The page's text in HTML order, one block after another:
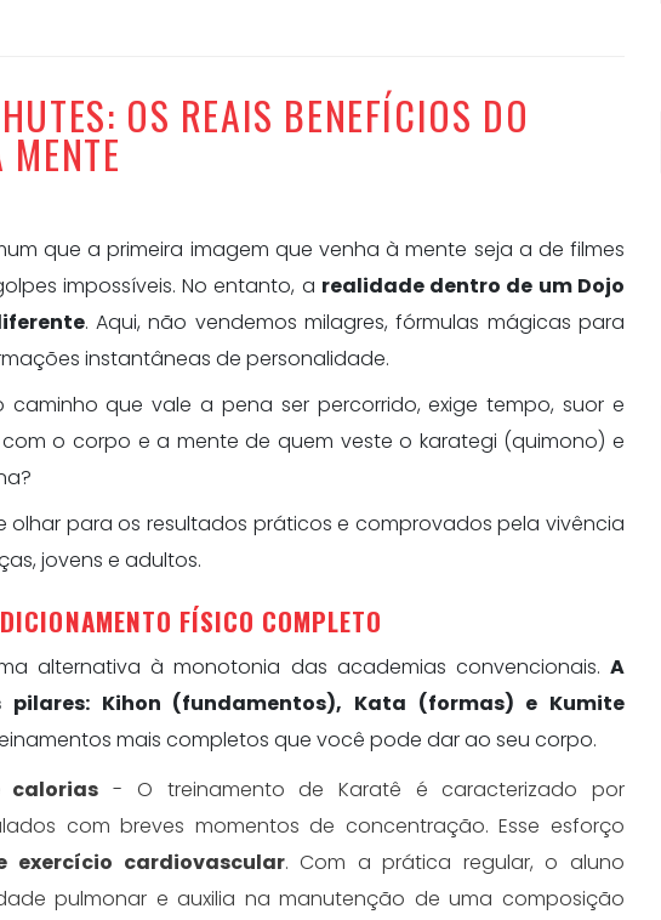
OS REAIS BENEFÍCIOS DO
que a primeira imagem que venha à mente seja a de filmes
impossíveis. No entanto, a realidade dentro de um Dojo
. Aqui, não vendemos milagres, fórmulas mágicas para
instantâneas de personalidade.
que vale a pena ser percorrido, exige tempo, suor e
o corpo e a mente de quem veste o karategi (quimono) e
olhar para os resultados práticos e comprovados pela vivência
jovens e adultos.
FÍSICO COMPLETO
alternativa à monotonia das academias convencionais. A
Kihon (fundamentos), Kata (formas) e Kumite
mais completos que você pode dar ao seu corpo.
calorias - O treinamento de Karatê é caracterizado por
com breves momentos de concentração. Esse esforço
exercício cardiovascular. Com a prática regular, o aluno
pulmonar e auxilia na manutenção de uma composição